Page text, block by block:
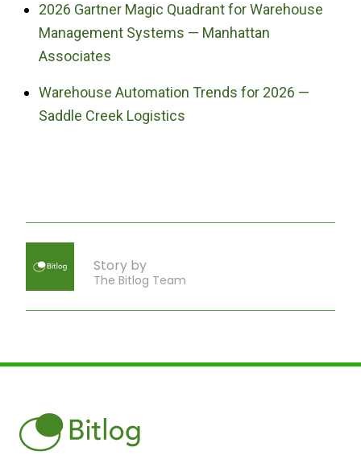
2026 Gartner Magic Quadrant for Warehouse
Management Systems — Manhattan
Associates
Warehouse Automation Trends for 2026 —
Saddle Creek Logistics
Story by
The Bitlog Team